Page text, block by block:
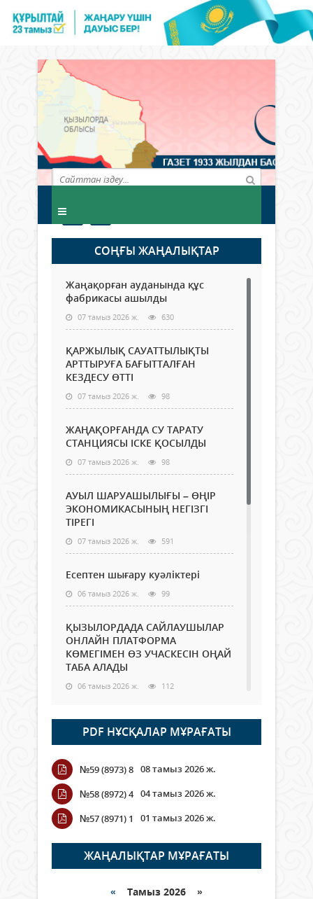
СОҢҒЫ ЖАҢАЛЫҚТАР
Жаңақорған ауданында құс
фабрикасы ашылды
07 тамыз 2026 ж. 630
ҚАРЖЫЛЫҚ САУАТТЫЛЫҚТЫ
АРТТЫРУҒА БАҒЫТТАЛҒАН
КЕЗДЕСУ ӨТТІ
07 тамыз 2026 ж. 98
ЖАҢАҚОРҒАНДА СУ ТАРАТУ
СТАНЦИЯСЫ ІСКЕ ҚОСЫЛДЫ
07 тамыз 2026 ж. 98
АУЫЛ ШАРУАШЫЛЫҒЫ – ӨҢІР
ЭКОНОМИКАСЫНЫҢ НЕГІЗГІ
ТІРЕГІ
07 тамыз 2026 ж. 591
Есептен шығару куәліктері
06 тамыз 2026 ж. 99
ҚЫЗЫЛОРДАДА САЙЛАУШЫЛАР
ОНЛАЙН ПЛАТФОРМА
КӨМЕГІМЕН ӨЗ УЧАСКЕСІН ОҢАЙ
ТАБА АЛАДЫ
06 тамыз 2026 ж. 112
Open Air: Қызылорда облысы
полиция департаменті 20
мыңнан астам көрерменнің
қауіпсіздігін қамтамасыз етті
06 тамыз 2026 ж.
Wi-Fi ҚАБЫРҒА АРҚЫЛЫ ҚАЛАЙ
ӨТЕДІ?
06 тамыз 2026 ж. 288
граждане Казахстана,
PDF НҰСҚАЛАР МҰРАҒАТЫ
№59 (8973) 8 08 тамыз 2026 ж.
№58 (8972) 4 04 тамыз 2026 ж.
№57 (8971) 1
01 тамыз 2026 ж.
ЖАҢАЛЫҚТАР МҰРАҒАТЫ
« Тамыз 2026 »